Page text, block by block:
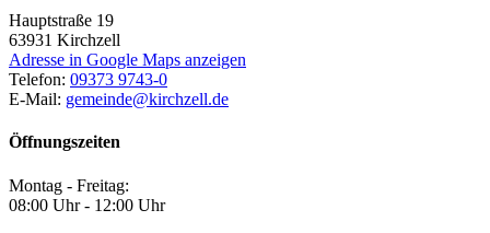
Hauptstraße 19
63931 Kirchzell
Adresse in Google Maps anzeigen
Telefon: 09373 9743-0
E-Mail: gemeinde@kirchzell.de
Öffnungszeiten
Montag - Freitag:
08:00 Uhr - 12:00 Uhr